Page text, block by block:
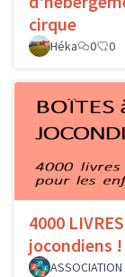
cirque
Héka 0 0
4000
jocondiens !